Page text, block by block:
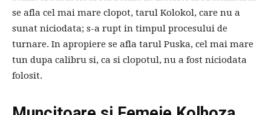
se afla cel mai mare clopot, tarul Kolokol, care nu a
sunat niciodata; s-a rupt in timpul procesului de
turnare. In apropiere se afla tarul Puska, cel mai mare
tun dupa calibru si, ca si clopotul, nu a fost niciodata
folosit.